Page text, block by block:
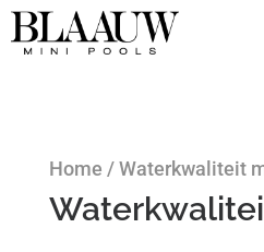
Home / Waterkwaliteit